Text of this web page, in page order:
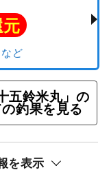
五鈴米丸」の
釣果を見る
を表示